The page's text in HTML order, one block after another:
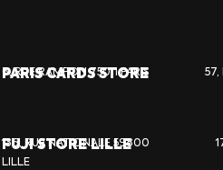
PARIS CARDS STORE
6, RUE RAMPON 75011 PARIS 57,
FUJI STORE LILLE
136, RUE NATIONALE 59800
LILLE